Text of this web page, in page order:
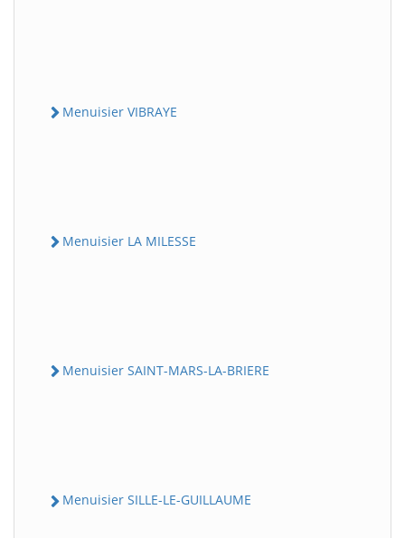
Menuisier VIBRAYE
Menuisier LA MILESSE
Menuisier SAINT-MARS-LA-BRIERE
Menuisier SILLE-LE-GUILLAUME